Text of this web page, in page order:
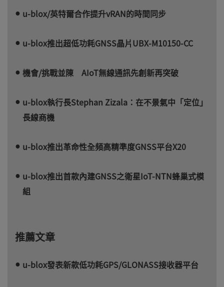
u-blox/英特爾合作提升vRAN的時間同步
u-blox推出超低功耗GNSS晶片UBX-M10150-CC
機會/挑戰並陳 AIoT無線通訊先創新再突破
u-blox執行長Stephan Zizala：在不景氣中「定位」
長線商機
u-blox推出革命性全頻高精準度GNSS平台X20
u-blox推出首款內建GNSS之衛星IoT-NTN蜂巢式模
組
推薦文章
u-blox發表新款低功耗GPS/GLONASS接收器平台